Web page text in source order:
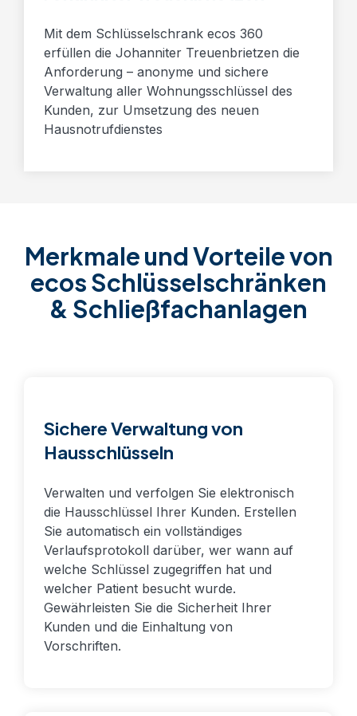
Mit dem Schlüsselschrank ecos 360
erfüllen die Johanniter Treuenbrietzen die
Anforderung – anonyme und sichere
Verwaltung aller Wohnungsschlüssel des
Kunden, zur Umsetzung des neuen
Hausnotrufdienstes
Merkmale und Vorteile von
ecos Schlüsselschränken
& Schließfachanlagen
Sichere Verwaltung von
Hausschlüsseln
Verwalten und verfolgen Sie elektronisch
die Hausschlüssel Ihrer Kunden. Erstellen
Sie automatisch ein vollständiges
Verlaufsprotokoll darüber, wer wann auf
welche Schlüssel zugegriffen hat und
welcher Patient besucht wurde.
Gewährleisten Sie die Sicherheit Ihrer
Kunden und die Einhaltung von
Vorschriften.